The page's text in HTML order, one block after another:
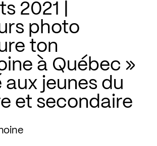
2021 |
photo
ton
à Québec »
aux jeunes du
et secondaire